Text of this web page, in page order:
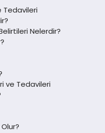
Tedavileri
Nelerdir?
ve Tedavileri